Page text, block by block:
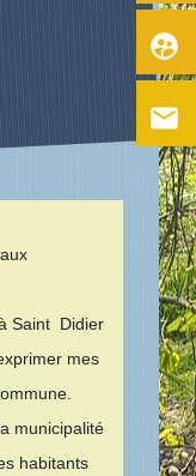
Saint Didier
mes
municipalité
habitants
supervised_user_circle
email